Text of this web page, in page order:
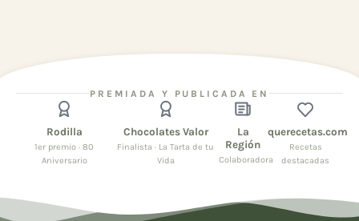
PREMIADA Y PUBLICADA EN
Rodilla
1er premio · 80
Aniversario
Chocolates Valor
Finalista · La Tarta de tu
Vida
La
Región
Colaboradora
querecetas.com
Recetas
destacadas